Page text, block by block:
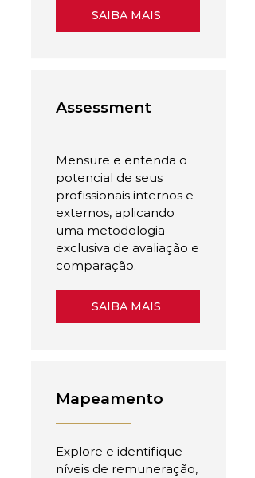
SAIBA MAIS
Assessment
Mensure e entenda o
potencial de seus
profissionais internos e
externos, aplicando
uma metodologia
exclusiva de avaliação e
comparação.
SAIBA MAIS
Mapeamento
Explore e identifique
níveis de remuneração,